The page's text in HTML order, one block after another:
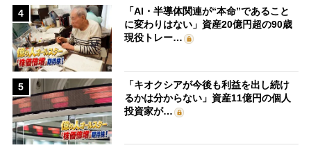
4
「AI・半導体関連が“本命”であること
に変わりはない」資産20億円超の90歳
現役トレー…
5
「キオクシアが今後も利益を出し続け
るかは分からない」資産11億円の個人
投資家が…